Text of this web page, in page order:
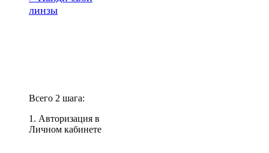
линзы
Всего 2 шага:
1. Авторизация в
Личном кабинете